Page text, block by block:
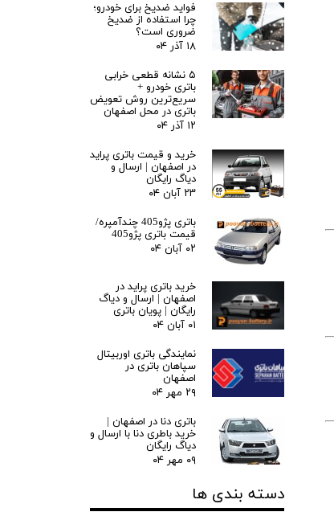
فواید ضدیخ برای خودرو؛
چرا استفاده از ضدیخ
ضروری است؟
۱۸ آذر ۰۴
۵ نشانه قطعی خرابی
باتری خودرو +
سریع‌ترین روش تعویض
باتری در محل اصفهان
۱۲ آذر ۰۴
خرید و قیمت باتری پراید
در اصفهان | ارسال و
دیاگ رایگان
۲۳ آبان ۰۴
باتری پژو405 چندآمپره/
قیمت باتری پژو405
۰۲ آبان ۰۴
خرید باتری پراید در
اصفهان | ارسال و دیاگ
رایگان | پویان باتری
۰۱ آبان ۰۴
نمایندگی باتری اوربیتال
سپاهان باتری در
اصفهان
۲۹ مهر ۰۴
باتری دنا در اصفهان |
خرید باطری دنا با ارسال و
دیاگ رایگان
۰۹ مهر ۰۴
دسته بندی ها